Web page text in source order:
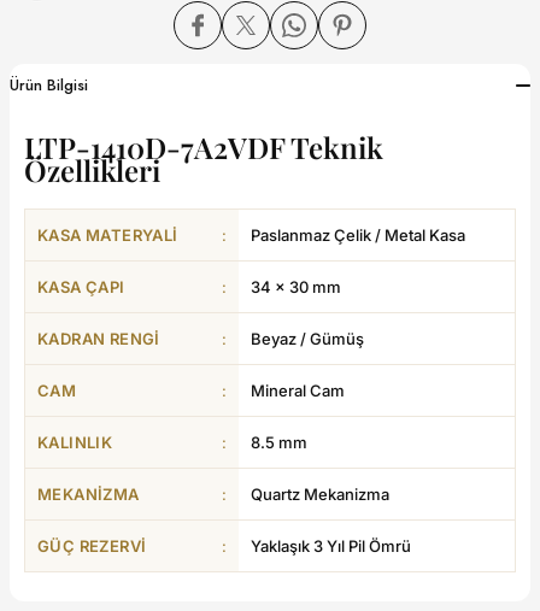
Ürün Bilgisi
LTP-1410D-7A2VDF Teknik
Özellikleri
KASA MATERYALI : Paslanmaz Çelik / Metal Kasa
KASA ÇAPI : 34 × 30 mm
KADRAN RENGI : Beyaz / Gümüş
CAM : Mineral Cam
KALINLIK : 8.5 mm
MEKANIZMA : Quartz Mekanizma
GÜÇ REZERVI : Yaklaşık 3 Yıl Pil Ömrü